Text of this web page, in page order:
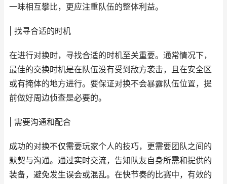
一味相互攀比，更应注重队伍的整体利益。
| 找寻合适的时机
在进行对换时，寻找合适的时机至关重要。通常情况下，
最佳的交换时机是在队伍没有受到敌方袭击，且在安全区
或有掩体的地方进行。要保证对换不会暴露队伍位置，提
前做好周边侦查是必要的。
| 需要沟通和配合
成功的对换不仅需要玩家个人的技巧，更需要团队之间的
默契与沟通。通过实时交流，告知队友自身所需和提供的
装备，避免发生误会或混乱。在快节奏的比赛中，有效的